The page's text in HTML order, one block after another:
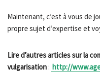
Maintenant, c’est à vous de
propre sujet d’expertise et
Lire d’autres articles sur la
vulgarisation : http://